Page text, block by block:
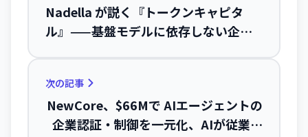
Nadella が説く『トークンキャピタ
ル』——基盤モデルに依存しない企業
次の記事
NewCore、$66Mで AIエージェントの
企業認証・制御を一元化、AIが従業員